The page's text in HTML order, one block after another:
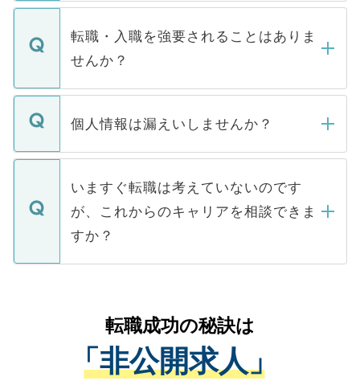
ます。通常、5営業日以内にはご連絡をせて
いただきますので、しばらくお待ちくださ
マイナビDOCTORで取り扱っている求人の
うち約3割は、Webサイトからご覧いただ
けない「非公開求人」です。非公開求人は
下記の理由によって、一般には公開してい
ません。
■応募殺到を避けるため 人気のある医療機
関を公にしてしまうと、応募が殺到する場
に、医療機関が求める条件に合った人材の
みを人材紹介会社に依頼するケースが増え
ています。
転職・入職を強要されることはありま
せんか？
転職・入職を強要することは一切ありませ
ん。また、仮に応募先から内定をいただい
定を承諾する必要はありません。内定先へ
の辞退の連絡はキャリアパートナーが行い
個人情報は漏えいしませんか？
個人情報が漏えいすることはありませんの
で、ご安心ください。当サイトからの登録
などで収集したご登録者様の個人情報は、
ご本人のキャリアアップおよび転職活動の
支援を目的に使用いたします。お預かりし
ているすべての個人データはご本人の許可
は、個人情報の取り扱いについての厳密な
管理基準を満たした事業者のみに付与され
る、プライバシーマークを取得済みです。
いますぐ転職は考えていないのです
が、これからのキャリアを相談できま
すか？
かがいして、現在の医療機関の状況や紹介
経験をまじえながら、適切なアドバイスを
させていただきます。すぐにご転職をされ
ない方には、長期的なサポートが可能です
転職成功の秘訣は
「非公開求人」